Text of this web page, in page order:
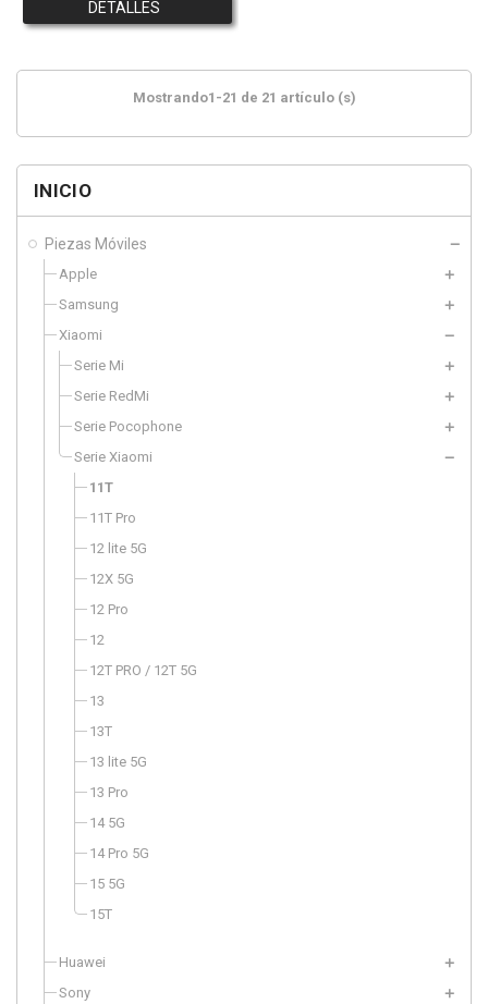
INICIO
Piezas Móviles
Apple
Samsung
Xiaomi
Serie Mi
Serie RedMi
Serie Pocophone
Serie Xiaomi
11T
11T Pro
12 lite 5G
12X 5G
12 Pro
12
12T PRO / 12T 5G
13
13T
13 lite 5G
13 Pro
14 5G
14 Pro 5G
15 5G
15T
Huawei
Sony
DETALLES
Mostrando1-21 de 21 artículo (s)